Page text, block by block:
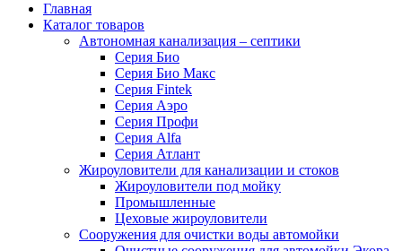
Главная
Каталог товаров
Автономная канализация – септики
Серия Био
Серия Био Макс
Серия Fintek
Серия Аэро
Серия Профи
Серия Alfa
Серия Атлант
Жироуловители для канализации и стоков
Жироуловители под мойку
Промышленные
Цеховые жироуловители
Сооружения для очистки воды автомойки